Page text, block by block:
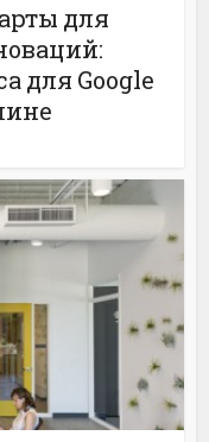
для
для Google